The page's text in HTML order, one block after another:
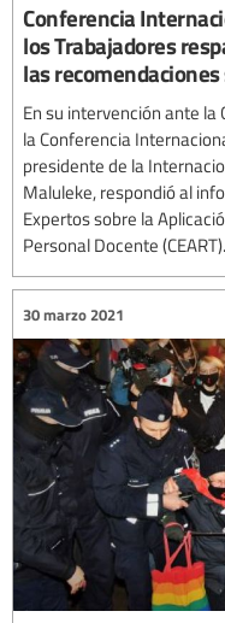
Conferencia
los Trabajadores
las
En su intervención ante la
la Conferencia
presidente de la
Maluleke, respondió al
Expertos sobre la
Personal Docente
30 marzo 2021